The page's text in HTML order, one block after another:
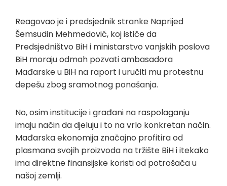
Reagovao je i predsjednik stranke Naprijed
Šemsudin Mehmedović, koj ističe da
Predsjedništvo BiH i ministarstvo vanjskih poslova
BiH moraju odmah pozvati ambasadora
Mađarske u BiH na raport i uručiti mu protestnu
depešu zbog sramotnog ponašanja.
No, osim institucije i građani na raspolaganju
imaju način da djeluju i to na vrlo konkretan način.
Mađarska ekonomija značajno profitira od
plasmana svojih proizvoda na tržište BiH i itekako
ima direktne finansijske koristi od potrošača u
našoj zemlji.